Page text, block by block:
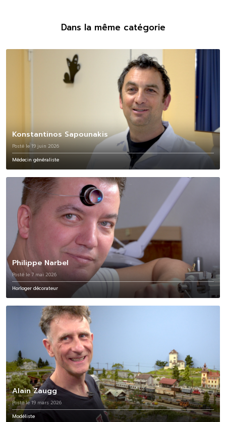
Dans la même catégorie
Konstantinos Sapounakis
Posté le 19 juin 2026
Médecin généraliste
Philippe Narbel
Posté le 7 mai 2026
Horloger décorateur
Alain Zaugg
Posté le 19 mars 2026
Modéliste